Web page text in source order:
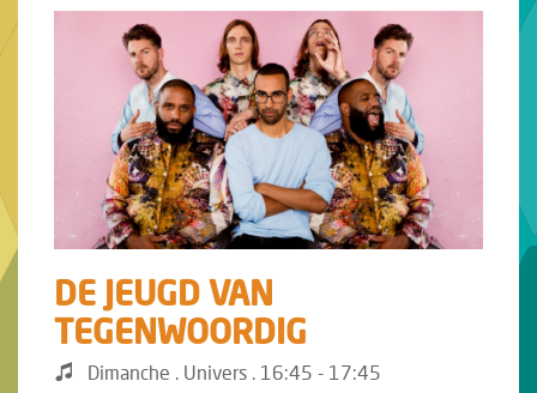
DE JEUGD VAN
TEGENWOORDIG
Dimanche . Univers . 16:45 - 17:45